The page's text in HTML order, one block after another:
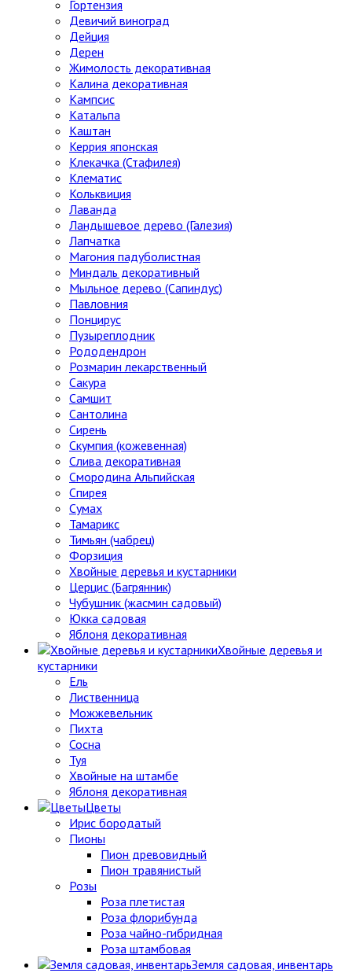
Гортензия
Девичий виноград
Дейция
Дерен
Жимолость декоративная
Калина декоративная
Кампсис
Катальпа
Каштан
Керрия японская
Клекачка (Стафилея)
Клематис
Кольквиция
Лаванда
Ландышевое дерево (Галезия)
Лапчатка
Магония падуболистная
Миндаль декоративный
Мыльное дерево (Сапиндус)
Павловния
Понцирус
Пузыреплодник
Рододендрон
Розмарин лекарственный
Сакура
Самшит
Сантолина
Сирень
Скумпия (кожевенная)
Слива декоративная
Смородина Альпийская
Спирея
Сумах
Тамарикс
Тимьян (чабрец)
Форзиция
Хвойные деревья и кустарники
Церцис (Багрянник)
Чубушник (жасмин садовый)
Юкка садовая
Яблоня декоративная
Хвойные деревья и
кустарники
Ель
Лиственница
Можжевельник
Пихта
Сосна
Туя
Хвойные на штамбе
Яблоня декоративная
Цветы
Ирис бородатый
Пионы
Пион древовидный
Пион травянистый
Розы
Роза плетистая
Роза флорибунда
Роза чайно-гибридная
Роза штамбовая
Земля садовая, инвентарь